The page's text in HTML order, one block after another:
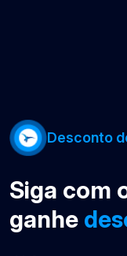
Desconto
Siga com
ganhe